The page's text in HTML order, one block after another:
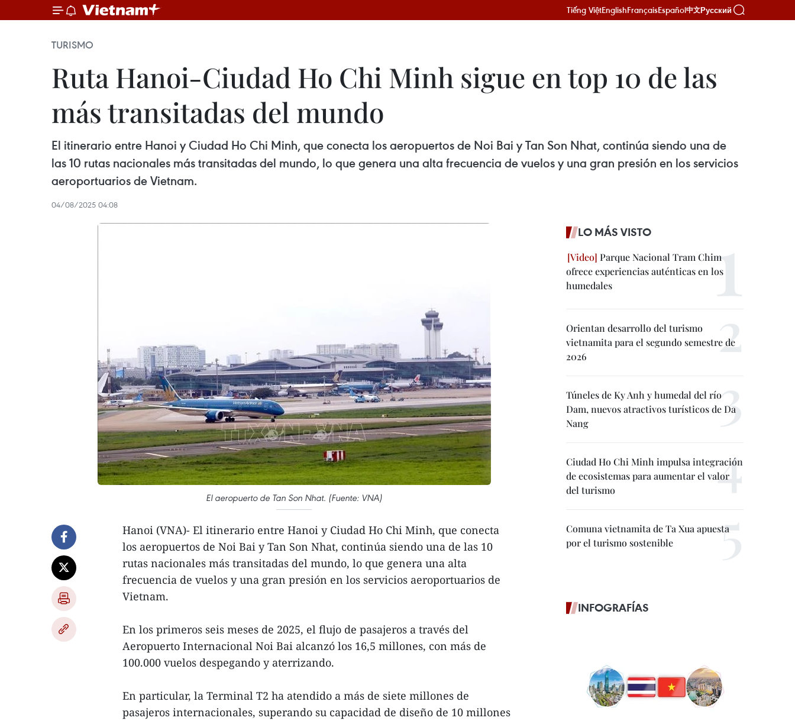
Tiếng ViệtEnglishFrançaisEspañol中文Русский
TURISMO
Ruta Hanoi-Ciudad Ho Chi Minh sigue en top 10 de las
más transitadas del mundo
El itinerario entre Hanoi y Ciudad Ho Chi Minh, que conecta los aeropuertos de Noi Bai y Tan Son Nhat, continúa siendo una de
las 10 rutas nacionales más transitadas del mundo, lo que genera una alta frecuencia de vuelos y una gran presión en los servicios
aeroportuarios de Vietnam.
04/08/2025 04:08
El aeropuerto de Tan Son Nhat. (Fuente: VNA)
Hanoi (VNA)- El itinerario entre Hanoi y Ciudad Ho Chi Minh, que conecta
los aeropuertos de Noi Bai y Tan Son Nhat, continúa siendo una de las 10
rutas nacionales más transitadas del mundo, lo que genera una alta
frecuencia de vuelos y una gran presión en los servicios aeroportuarios de
Vietnam.
En los primeros seis meses de 2025, el flujo de pasajeros a través del
Aeropuerto Internacional Noi Bai alcanzó los 16,5 millones, con más de
100.000 vuelos despegando y aterrizando.
En particular, la Terminal T2 ha atendido a más de siete millones de
pasajeros internacionales, superando su capacidad de diseño de 10 millones
LO MÁS VISTO
Parque Nacional Tram Chim
ofrece experiencias auténticas en los
humedales
Orientan desarrollo del turismo
vietnamita para el segundo semestre de
2026
Túneles de Ky Anh y humedal del río
Dam, nuevos atractivos turísticos de Da
Nang
Ciudad Ho Chi Minh impulsa integración
de ecosistemas para aumentar el valor
del turismo
Comuna vietnamita de Ta Xua apuesta
por el turismo sostenible
INFOGRAFÍAS